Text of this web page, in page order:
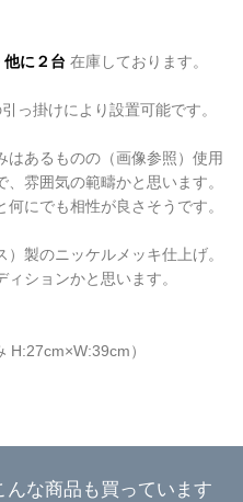
他に２台 在庫しております。
っ掛けにより設置可能です。
あるものの（画像参照）使用
雰囲気の範疇かと思います。
にでも相性が良さそうです。
製のニッケルメッキ仕上げ。
ションかと思います。
H:27cm×W:39cm）
な商品も買っています